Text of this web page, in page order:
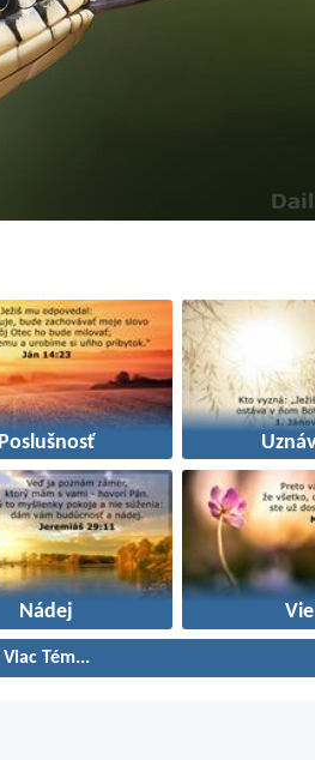
Poslušnosť
Nádej
Viac Tém...